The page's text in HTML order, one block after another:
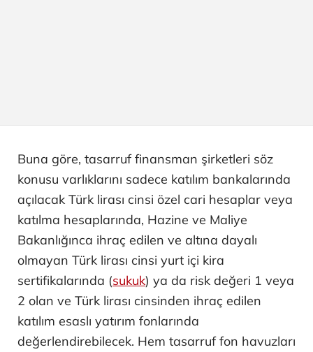
Buna göre, tasarruf finansman şirketleri söz
konusu varlıklarını sadece katılım bankalarında
açılacak Türk lirası cinsi özel cari hesaplar veya
katılma hesaplarında, Hazine ve Maliye
Bakanlığınca ihraç edilen ve altına dayalı
olmayan Türk lirası cinsi yurt içi kira
sertifikalarında (sukuk) ya da risk değeri 1 veya
2 olan ve Türk lirası cinsinden ihraç edilen
katılım esaslı yatırım fonlarında
değerlendirebilecek. Hem tasarruf fon havuzları